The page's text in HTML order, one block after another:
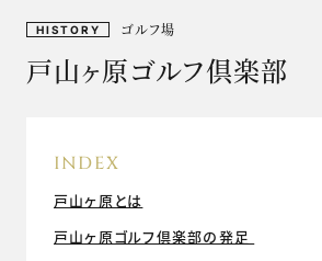
HISTORY ゴルフ場
戸山ヶ原ゴルフ倶楽部
INDEX
戸山ヶ原とは
戸山ヶ原ゴルフ倶楽部の発足